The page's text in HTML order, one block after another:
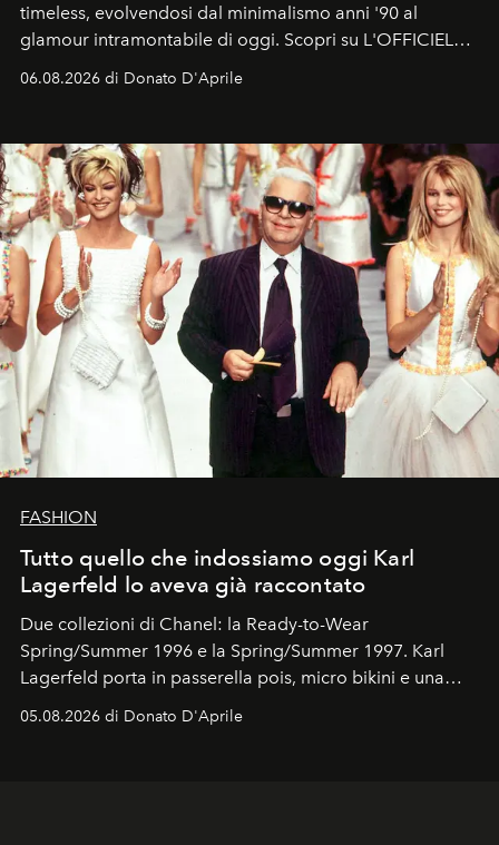
timeless, evolvendosi dal minimalismo anni '90 al
glamour intramontabile di oggi. Scopri su L'OFFICIEL
Italia la sua style evolution.
06.08.2026 di Donato D'Aprile
FASHION
Tutto quello che indossiamo oggi Karl
Lagerfeld lo aveva già raccontato
Due collezioni di Chanel: la Ready-to-Wear
Spring/Summer 1996 e la Spring/Summer 1997. Karl
Lagerfeld porta in passerella pois, micro bikini e una
logomania pensata per la spiaggia
Kate, Claudia e Carla una dietro l'altra. Trent'anni dopo,
05.08.2026 di Donato D'Aprile